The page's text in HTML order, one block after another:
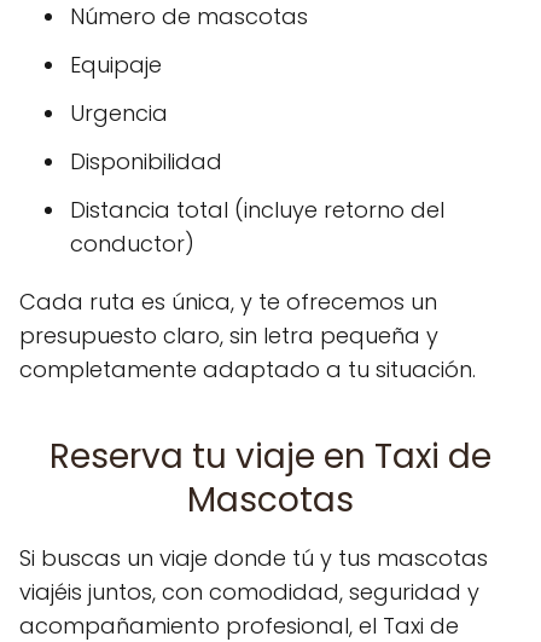
Número de mascotas
Equipaje
Urgencia
Disponibilidad
Distancia total (incluye retorno del
conductor)
Cada ruta es única, y te ofrecemos un
presupuesto claro, sin letra pequeña y
completamente adaptado a tu situación.
Reserva tu viaje en Taxi de
Mascotas
Si buscas un viaje donde tú y tus mascotas
viajéis juntos, con comodidad, seguridad y
acompañamiento profesional, el Taxi de